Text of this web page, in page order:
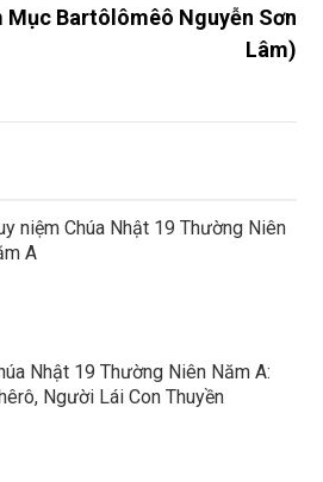
Mục Bartôlômêô Nguyễn Sơn
Lâm)
niệm Chúa Nhật 19 Thường Niên
A
Nhật 19 Thường Niên Năm A:
Người Lái Con Thuyền